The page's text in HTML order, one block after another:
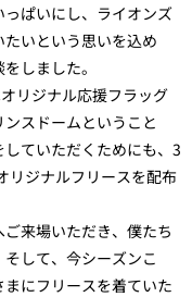
ぱいにし、ライオンズ
いという思いを込め
しました。
リジナル応援フラッグ
スドームということ
ていただくためにも、3
リジナルフリースを配布
来場いただき、僕たち
して、今シーズンこ
にフリースを着ていた